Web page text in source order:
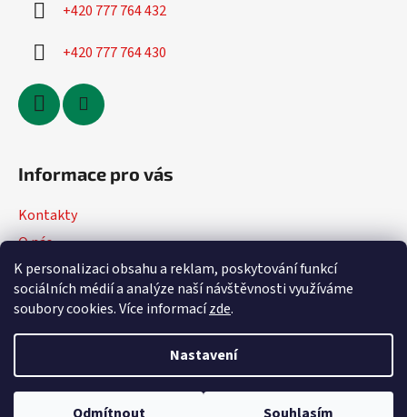
K personalizaci obsahu a reklam, poskytování funkcí
sociálních médií a analýze naší návštěvnosti využíváme
soubory cookies. Více informacízde.
Nastavení
+420 777 764 432
+420 777 764 430
Informace pro vás
Kontakty
O nás
Jak nakupovat
Obchodní podmínky
Vytvořil Shoptet